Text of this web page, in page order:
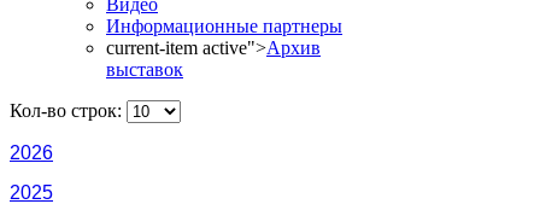
Видео
Информационные партнеры
current-item active">Архив
выставок
Кол-во строк:
2026
2025